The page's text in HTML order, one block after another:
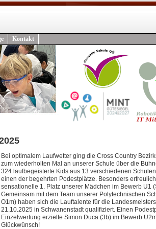
Kontakt
Bei optimalem Laufwetter ging die Cross Country
zum wiederholten Mal an unserer Schule über die
324 laufbegeisterte Kids aus 13 verschiedenen
einen der begehrten Podestplätze. Besonders
sensationelle 1. Platz unserer Mädchen im Bewerb U1
Gemeinsam mit dem Team unserer Polytechnischen
O1m) haben sich die Lauftalente für die
21.10.2025 in Schwanenstadt qualifiziert. Einen
Einzelwertung erzielte Simon Duca (3b) im Bewerb
Glückwünsch!